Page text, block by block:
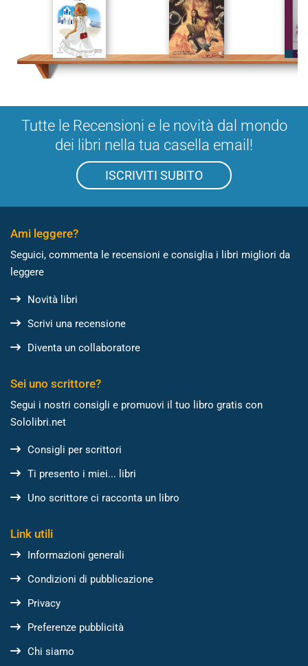
Tutte le Recensioni e le novità dal mondo
dei libri nella tua casella email!
ISCRIVITI SUBITO
Ami leggere?
Seguici, commenta le recensioni e consiglia i libri migliori da
leggere
Novità libri
Scrivi una recensione
Diventa un collaboratore
Sei uno scrittore?
Segui i nostri consigli e promuovi il tuo libro gratis con
Sololibri.net
Consigli per scrittori
Ti presento i miei... libri
Uno scrittore ci racconta un libro
Link utili
Informazioni generali
Condizioni di pubblicazione
Privacy
Preferenze pubblicità
Chi siamo